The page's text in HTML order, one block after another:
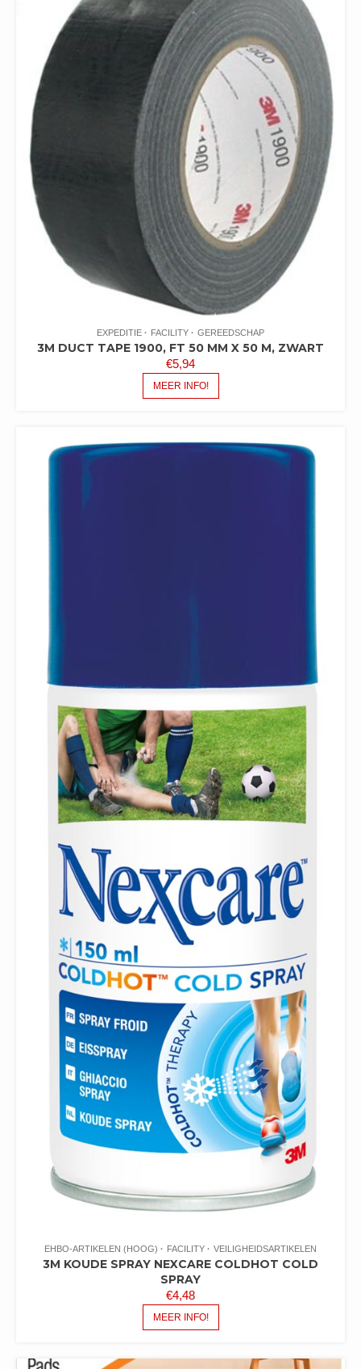
EXPEDITIE FACILITY GEREEDSCHAP
3M DUCT TAPE 1900, FT 50 MM X 50 M, ZWART
€5,94
MEER INFO!
EHBO-ARTIKELEN (HOOG) FACILITY VEILIGHEIDSARTIKELEN
3M KOUDE SPRAY NEXCARE COLDHOT COLD
SPRAY
€4,48
MEER INFO!